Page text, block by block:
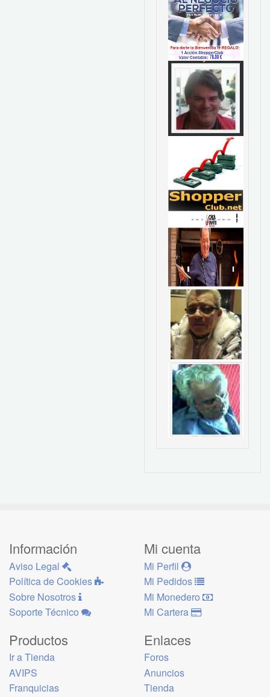
Información
Aviso Legal
Política de Cookies
Sobre Nosotros
Soporte Técnico
Mi cuenta
Mi Perfil
Mi Pedidos
Mi Monedero
Mi Cartera
Productos
Ir a Tienda
AVIPS
Franquicias
Enlaces
Foros
Anuncios
Tienda